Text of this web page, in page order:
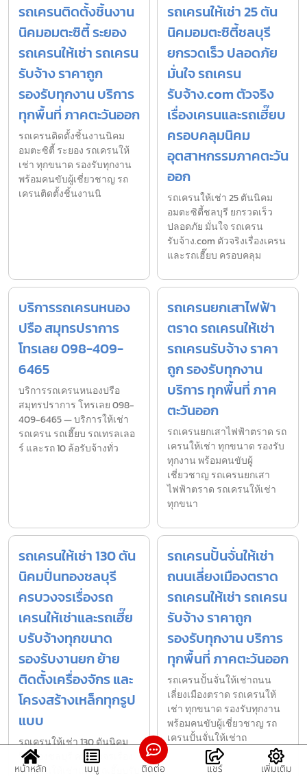
รถเครนติดตั้งชิ้นงาน
นิคมอมตะซิตี้ ระยอง
รถเครนให้เช่า รถเครน
รับจ้าง ราคาถูก
รองรับทุกงาน บริการ
ทุกพื้นที่ ภาคตะวันออก
รถเครนติดตั้งชิ้นงานนิคม
อมตะซิตี้ ระยอง รถเครนให้
เช่า ทุกขนาด รองรับทุกงาน
พร้อมคนขับผู้เชี่ยวชาญ รถ
เครนติดตั้งชิ้นงานนิ
รถเครนให้เช่า 25 ตัน
นิคมอมตะซิตี้ชลบุรี
ยกรวดเร็ว ปลอดภัย
มั่นใจ รถเครน
รับจ้าง.com ตัวจริง
เรื่องเครนและรถเฮี๊ยบ
ครอบคลุมนิคม
อุตสาหกรรมภาคตะวัน
ออก
รถเครนให้เช่า 25 ตันนิคม
อมตะซิตี้ชลบุรี ยกรวดเร็ว
ปลอดภัย มั่นใจ รถเครน
รับจ้าง.com ตัวจริงเรื่องเครน
และรถเฮี๊ยบ ครอบคลุม
บริการรถเครนหนอง
ปรือ สมุทรปราการ
โทรเลย 098-409-
6465
บริการรถเครนหนองปรือ
สมุทรปราการ โทรเลย 098-
409-6465 — บริการให้เช่า
รถเครน รถเฮี๊ยบ รถเทรลเลอ
ร์ และรถ 10 ล้อรับจ้างทั่ว
รถเครนยกเสาไฟฟ้า
ตราด รถเครนให้เช่า
รถเครนรับจ้าง ราคา
ถูก รองรับทุกงาน
บริการ ทุกพื้นที่ ภาค
ตะวันออก
รถเครนยกเสาไฟฟ้าตราด รถ
เครนให้เช่า ทุกขนาด รองรับ
ทุกงาน พร้อมคนขับผู้
เชี่ยวชาญ รถเครนยกเสา
ไฟฟ้าตราด รถเครนให้เช่า
ทุกขนา
รถเครนให้เช่า 130 ตัน
นิคมปิ่นทองชลบุรี
ครบวงจรเรื่องรถ
เครนให้เช่าและรถเฮี๊ย
บรับจ้างทุกขนาด
รองรับงานยก ย้าย
ติดตั้งเครื่องจักร และ
โครงสร้างเหล็กทุกรูป
แบบ
รถเครนให้เช่า 130 ตันนิคม
ปิ่นทองชลบุรี ครบวงจรเรื่อง
รถเครนให้เช่าและรถเฮี๊ยบรับ
รถเครนปั้นจั่นให้เช่า
ถนนเลี่ยงเมืองตราด
รถเครนให้เช่า รถเครน
รับจ้าง ราคาถูก
รองรับทุกงาน บริการ
ทุกพื้นที่ ภาคตะวันออก
รถเครนปั้นจั่นให้เช่าถนน
เลี่ยงเมืองตราด รถเครนให้
เช่า ทุกขนาด รองรับทุกงาน
พร้อมคนขับผู้เชี่ยวชาญ รถ
เครนปั้นจั่นให้เช่าถ
หน้าหลัก เมนู ติดต่อ แชร์ เพิ่มเติม